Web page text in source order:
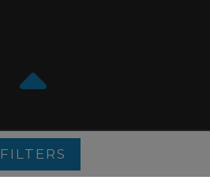
FILTERS
LITHIUM MARKETING